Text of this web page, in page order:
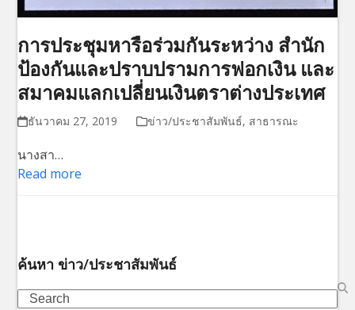
การประชุมหารือร่วมกันระหว่าง สำนัก
ป้องกันและปราบปรามการฟอกเงิน และ
สมาคมแลกเปลี่ยนเงินตราต่างประเทศ
ธันวาคม 27, 2019 ข่าว/ประชาสัมพันธ์, สาธารณะ
นางสา…
Read more
ค้นหา ข่าว/ประชาสัมพันธ์
Search